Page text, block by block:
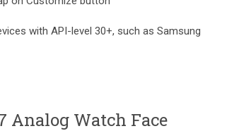
with API-level 30+, such as Samsung
Analog Watch Face